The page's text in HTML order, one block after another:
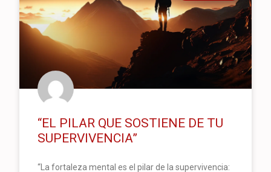
“EL PILAR QUE SOSTIENE DE TU
SUPERVIVENCIA”
“La fortaleza mental es el pilar de la supervivencia: